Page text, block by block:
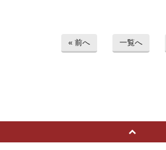
« 前へ 一覧へ